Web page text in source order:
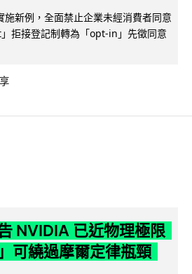
新例，全面禁止企業未經消費者同意
拒接登記制轉為「opt-in」先徵同意
NVIDIA 已近物理極限
可繞過摩爾定律瓶頸